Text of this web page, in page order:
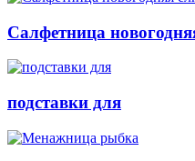
Салфетница
подставки для